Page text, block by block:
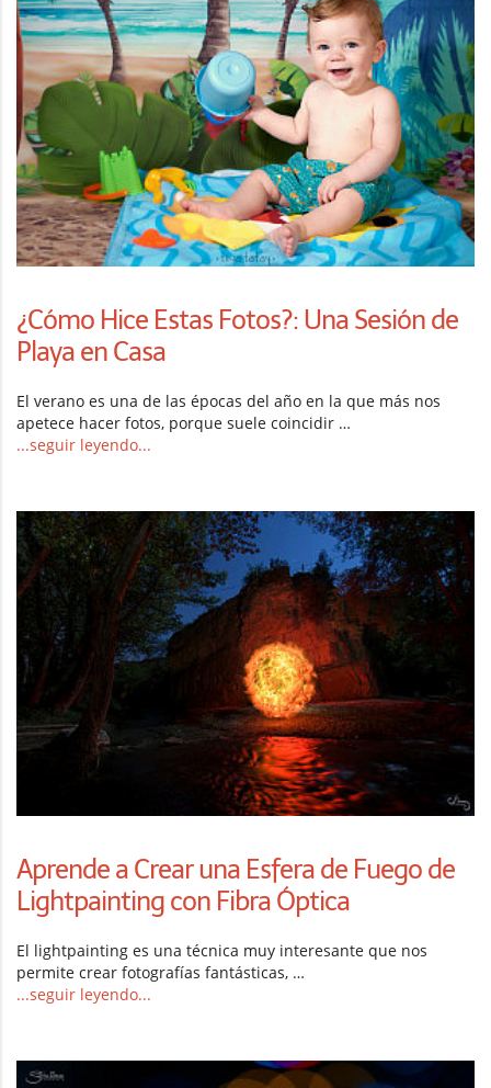
¿Cómo Hice Estas Fotos?: Una Sesión de
Playa en Casa
El verano es una de las épocas del año en la que más nos
apetece hacer fotos, porque suele coincidir …
...seguir leyendo...
Aprende a Crear una Esfera de Fuego de
Lightpainting con Fibra Óptica
El lightpainting es una técnica muy interesante que nos
permite crear fotografías fantásticas, …
...seguir leyendo...